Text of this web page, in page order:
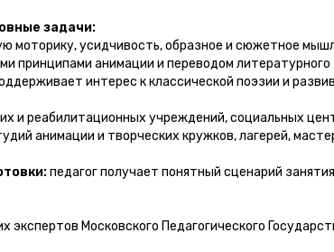
задачи:
моторику, усидчивость, образное и сюжетное
принципами анимации и переводом
интерес к классической поэзии и
и реабилитационных учреждений, социальных
анимации и творческих кружков, лагерей,
педагог получает понятный сценарий
экспертов Московского Педагогического